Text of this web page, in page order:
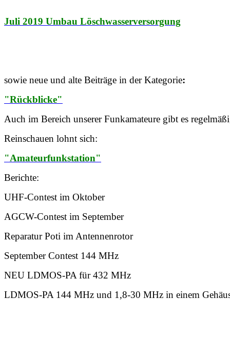
Juli 2019 Umbau Löschwasserversorgung
sowie neue und alte Beiträge in der Kategorie:
"Rückblicke"
Auch im Bereich unserer Funkamateure gibt es
Reinschauen lohnt sich:
"Amateurfunkstation"
Berichte:
UHF-Contest im Oktober
AGCW-Contest im September
Reparatur Poti im Antennenrotor
September Contest 144 MHz
NEU LDMOS-PA für 432 MHz
LDMOS-PA 144 MHz und 1,8-30 MHz in einem